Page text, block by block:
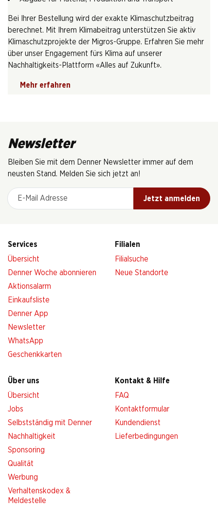
Bei Ihrer Bestellung wird der exakte Klimaschutzbeitrag
berechnet. Mit Ihrem Klimabeitrag unterstützen Sie aktiv
Klimaschutzprojekte der Migros-Gruppe. Erfahren Sie mehr
über unser Engagement fürs Klima auf unserer
Nachhaltigkeits-Plattform «Alles auf Zukunft».
Mehr erfahren
Newsletter
Bleiben Sie mit dem Denner Newsletter immer auf dem
neusten Stand. Melden Sie sich jetzt an!
E-Mail Adresse
Jetzt anmelden
Services
Übersicht
Denner Woche abonnieren
Aktionsalarm
Einkaufsliste
Denner App
Newsletter
WhatsApp
Geschenkkarten
Filialen
Filialsuche
Neue Standorte
Über uns
Übersicht
Jobs
Selbstständig mit Denner
Nachhaltigkeit
Sponsoring
Qualität
Werbung
Verhaltenskodex &
Meldestelle
Kontakt & Hilfe
FAQ
Kontaktformular
Kundendienst
Lieferbedingungen